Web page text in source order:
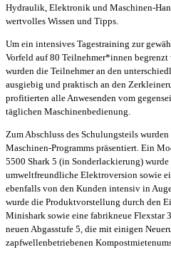
Hydraulik, Elektronik und Maschinen-
wertvolles Wissen und Tipps.
Um ein intensives Tagestraining zur
Vorfeld auf 80 Teilnehmer*innen begrenzt
wurden die Teilnehmer an den
ausgiebig und praktisch an den
profitierten alle Anwesenden vom
täglichen Maschinenbedienung.
Zum Abschluss des Schulungsteils
Maschinen-Programms präsentiert. Ein
5500 Shark 5 (in Sonderlackierung)
umweltfreundliche Elektroversion sowie
ebenfalls von den Kunden intensiv in
wurde die Produktvorstellung durch den
Minishark sowie eine fabrikneue Flexstar
neuen Abgasstufe 5, die mit einigen
zapfwellenbetriebenen